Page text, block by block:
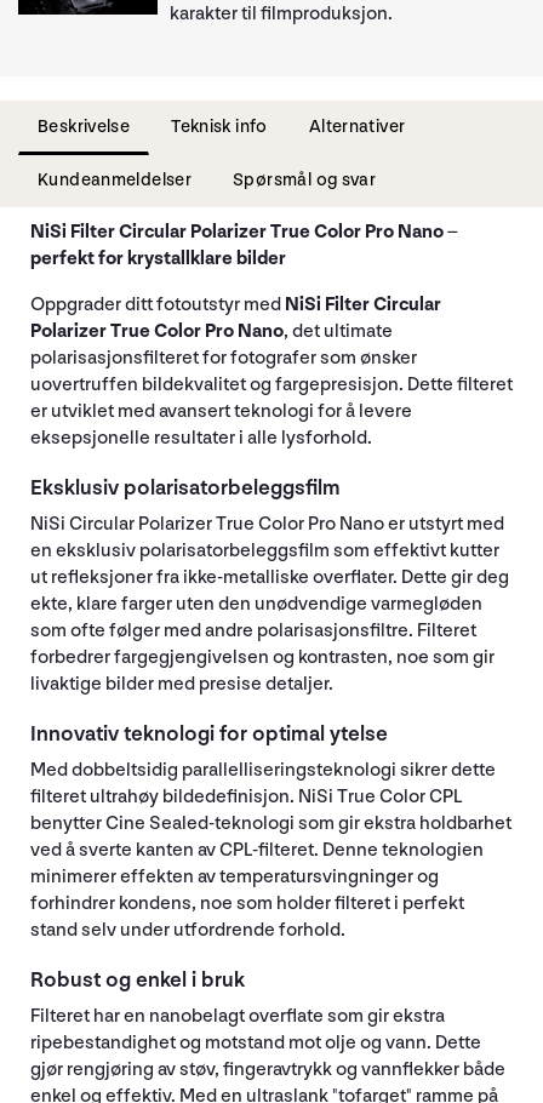
karakter til filmproduksjon.
Beskrivelse Teknisk info Alternativer
Kundeanmeldelser Spørsmål og svar
NiSi Filter Circular Polarizer True Color Pro Nano –
perfekt for krystallklare bilder
Oppgrader ditt fotoutstyr med NiSi Filter Circular
Polarizer True Color Pro Nano, det ultimate
polarisasjonsfilteret for fotografer som ønsker
uovertruffen bildekvalitet og fargepresisjon. Dette filteret
er utviklet med avansert teknologi for å levere
eksepsjonelle resultater i alle lysforhold.
Eksklusiv polarisatorbeleggsfilm
NiSi Circular Polarizer True Color Pro Nano er utstyrt med
en eksklusiv polarisatorbeleggsfilm som effektivt kutter
ut refleksjoner fra ikke-metalliske overflater. Dette gir deg
ekte, klare farger uten den unødvendige varmegløden
som ofte følger med andre polarisasjonsfiltre. Filteret
forbedrer fargegjengivelsen og kontrasten, noe som gir
livaktige bilder med presise detaljer.
Innovativ teknologi for optimal ytelse
Med dobbeltsidig parallelliseringsteknologi sikrer dette
filteret ultrahøy bildedefinisjon. NiSi True Color CPL
benytter Cine Sealed-teknologi som gir ekstra holdbarhet
ved å sverte kanten av CPL-filteret. Denne teknologien
minimerer effekten av temperatursvingninger og
forhindrer kondens, noe som holder filteret i perfekt
stand selv under utfordrende forhold.
Robust og enkel i bruk
Filteret har en nanobelagt overflate som gir ekstra
ripebestandighet og motstand mot olje og vann. Dette
gjør rengjøring av støv, fingeravtrykk og vannflekker både
enkel og effektiv. Med en ultraslank "tofarget" ramme på